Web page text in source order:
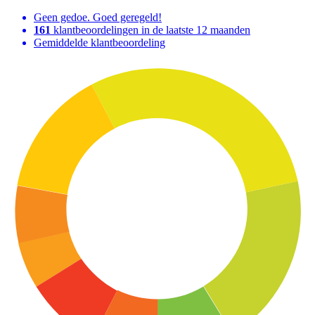
Geen gedoe. Goed geregeld!
161 klantbeoordelingen in de laatste 12 maanden
Gemiddelde klantbeoordeling